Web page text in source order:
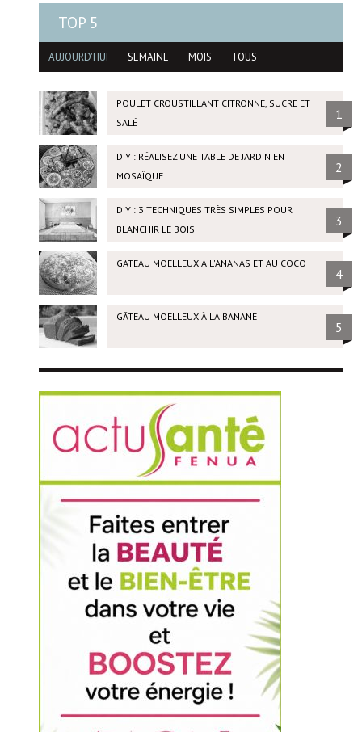
TOP 5
AUJOURD'HUI SEMAINE MOIS TOUS
POULET CROUSTILLANT CITRONNÉ, SUCRÉ ET
SALÉ
1
DIY : RÉALISEZ UNE TABLE DE JARDIN EN
MOSAÏQUE
2
DIY : 3 TECHNIQUES TRÈS SIMPLES POUR
BLANCHIR LE BOIS
3
GÂTEAU MOELLEUX À L'ANANAS ET AU COCO
4
GÂTEAU MOELLEUX À LA BANANE
5